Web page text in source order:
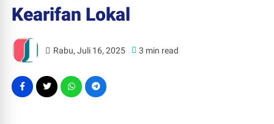
Kearifan Lokal
Rabu, Juli 16, 2025 3 min read